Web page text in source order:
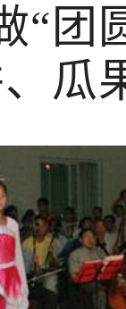
“团
瓜